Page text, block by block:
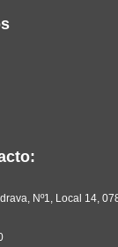
Nº1, Local 14,